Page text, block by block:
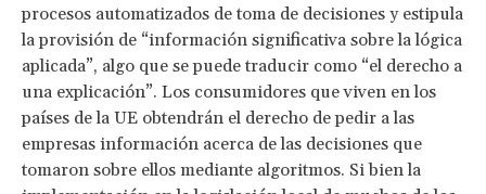
procesos automatizados de toma de decisiones y estipula
la provisión de “información significativa sobre la lógica
aplicada”, algo que se puede traducir como “el derecho a
una explicación”. Los consumidores que viven en los
países de la UE obtendrán el derecho de pedir a las
empresas información acerca de las decisiones que
tomaron sobre ellos mediante algoritmos. Si bien la